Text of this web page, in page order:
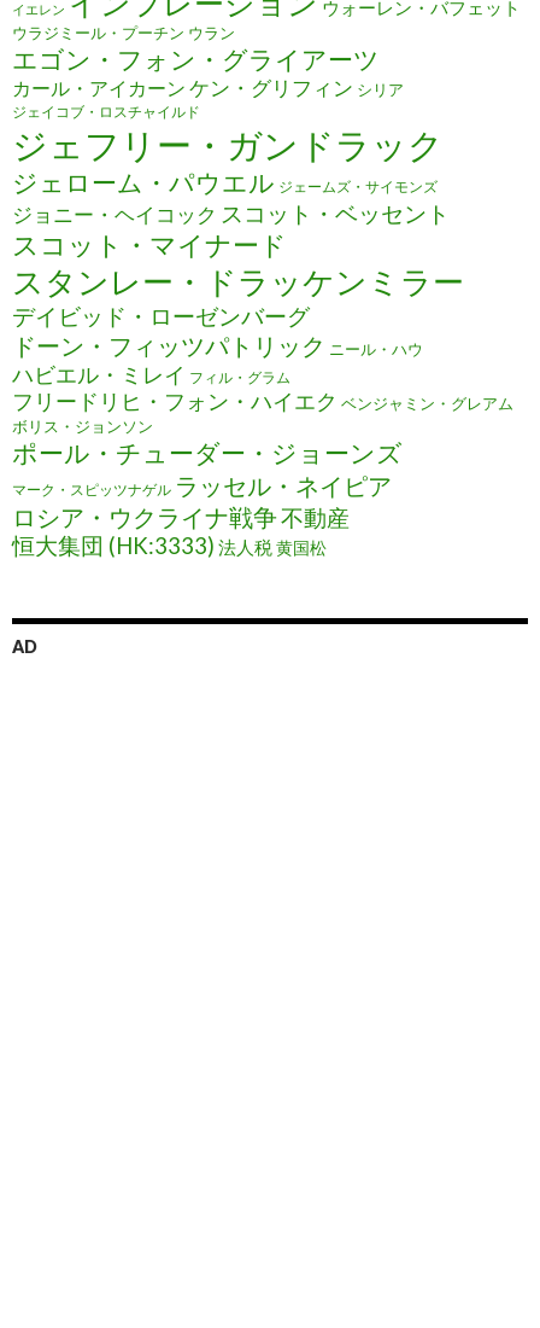
イエレン ウォーレン・バフェット
ウラジミール・プーチン ウラン
エゴン・フォン・グライアーツ
カール・アイカーン ケン・グリフィン シリア
ジェイコブ・ロスチャイルド
ジェフリー・ガンドラック
ジェローム・パウエル ジェームズ・サイモンズ
ジョニー・ヘイコック スコット・ベッセント
スコット・マイナード
スタンレー・ドラッケンミラー
デイビッド・ローゼンバーグ
ドーン・フィッツパトリック ニール・ハウ
ハビエル・ミレイ フィル・グラム
フリードリヒ・フォン・ハイエク ベンジャミン・グレアム
ボリス・ジョンソン
ポール・チューダー・ジョーンズ
マーク・スピッツナゲル ラッセル・ネイピア
ロシア・ウクライナ戦争不動産
恒大集団 (HK:3333) 法人税黄国松
AD